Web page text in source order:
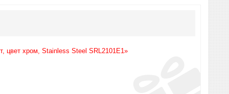
цвет хром, Stainless Steel SRL2101E1»